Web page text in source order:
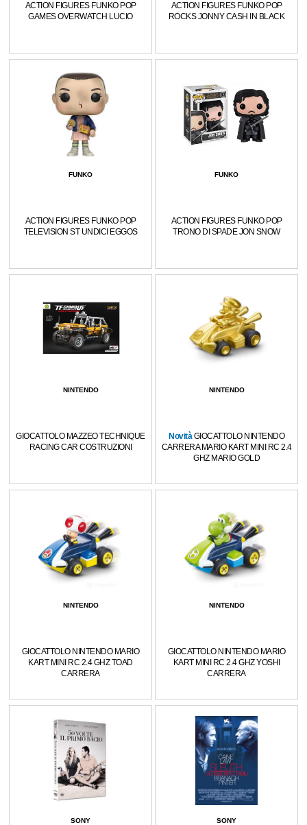
ACTION FIGURES FUNKO POP
GAMES OVERWATCH LUCIO
ACTION FIGURES FUNKO POP
ROCKS JONNY CASH IN BLACK
FUNKO
ACTION FIGURES FUNKO POP
TELEVISION ST UNDICI EGGOS
FUNKO
ACTION FIGURES FUNKO POP
TRONO DI SPADE JON SNOW
NINTENDO
GIOCATTOLO MAZZEO TECHNIQUE
RACING CAR COSTRUZIONI
NINTENDO
Novità GIOCATTOLO NINTENDO
CARRERA MARIO KART MINI RC 2.4
GHZ MARIO GOLD
NINTENDO
GIOCATTOLO NINTENDO MARIO
KART MINI RC 2.4 GHZ TOAD
CARRERA
NINTENDO
GIOCATTOLO NINTENDO MARIO
KART MINI RC 2.4 GHZ YOSHI
CARRERA
SONY SONY